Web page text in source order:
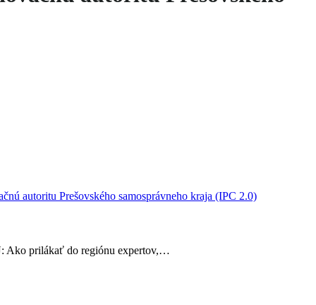
autoritu Prešovského samosprávneho kraja (IPC 2.0)
Ako prilákať do regiónu expertov,…